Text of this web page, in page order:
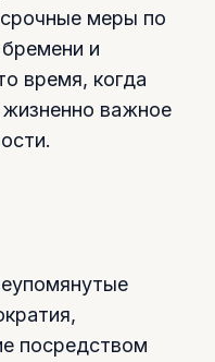
меры по
и
время, когда
важное
посредством